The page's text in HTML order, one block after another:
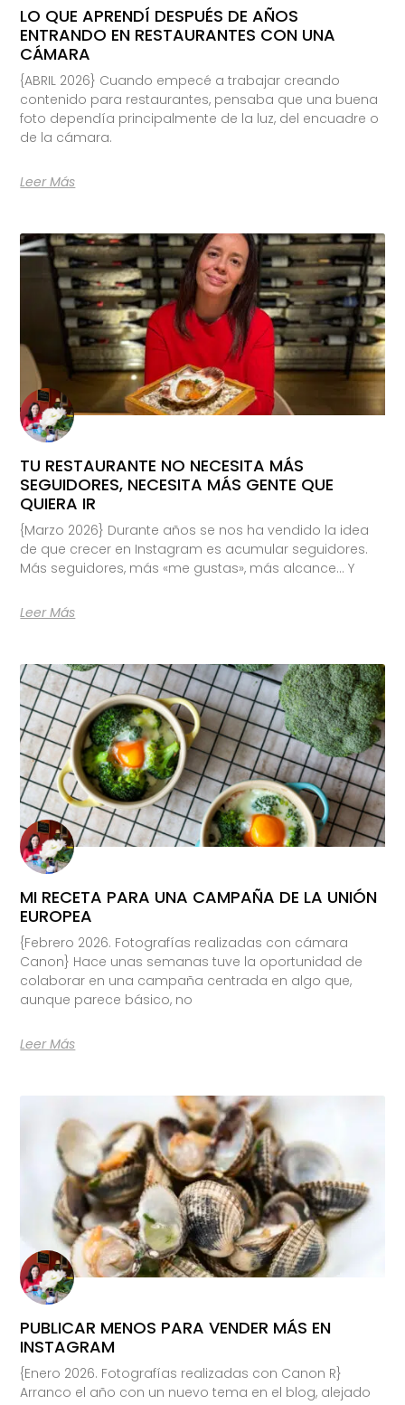
LO QUE APRENDÍ DESPUÉS DE AÑOS
ENTRANDO EN RESTAURANTES CON UNA
CÁMARA
{ABRIL 2026} Cuando empecé a trabajar creando
contenido para restaurantes, pensaba que una buena
foto dependía principalmente de la luz, del encuadre o
de la cámara.
Leer Más
TU RESTAURANTE NO NECESITA MÁS
SEGUIDORES, NECESITA MÁS GENTE QUE
QUIERA IR
{Marzo 2026} Durante años se nos ha vendido la idea
de que crecer en Instagram es acumular seguidores.
Más seguidores, más «me gustas», más alcance… Y
Leer Más
MI RECETA PARA UNA CAMPAÑA DE LA UNIÓN
EUROPEA
{Febrero 2026. Fotografías realizadas con cámara
Canon} Hace unas semanas tuve la oportunidad de
colaborar en una campaña centrada en algo que,
aunque parece básico, no
Leer Más
PUBLICAR MENOS PARA VENDER MÁS EN
INSTAGRAM
{Enero 2026. Fotografías realizadas con Canon R}
Arranco el año con un nuevo tema en el blog, alejado